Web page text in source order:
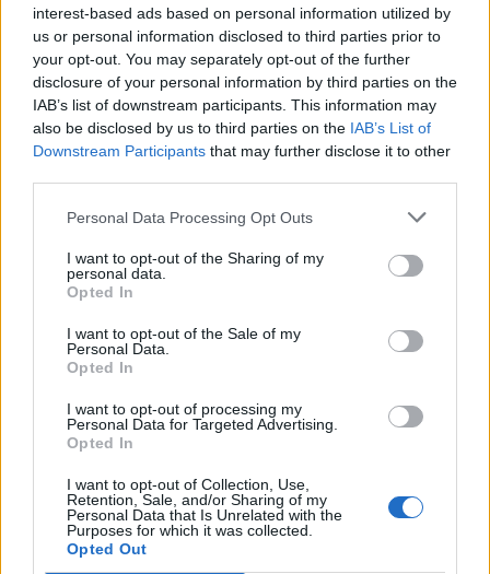
interest-based ads based on personal information utilized by
us or personal information disclosed to third parties prior to
your opt-out. You may separately opt-out of the further
disclosure of your personal information by third parties on the
IAB’s list of downstream participants. This information may
also be disclosed by us to third parties on the IAB’s List of
Downstream Participants that may further disclose it to other
Personal Data Processing Opt Outs
I want to opt-out of the Sharing of my
personal data.
Opted In
I want to opt-out of the Sale of my
Personal Data.
Opted In
I want to opt-out of processing my
Personal Data for Targeted Advertising.
Opted In
I want to opt-out of Collection, Use,
Retention, Sale, and/or Sharing of my
Personal Data that Is Unrelated with the
Purposes for which it was collected.
Opted Out
Anygram Julho 6 2026
A F T
A
L
A
F
A T A
L
A
A
T
A
Mais respostas de quebra-cabeças:
Cruzadinha Mini
Senha